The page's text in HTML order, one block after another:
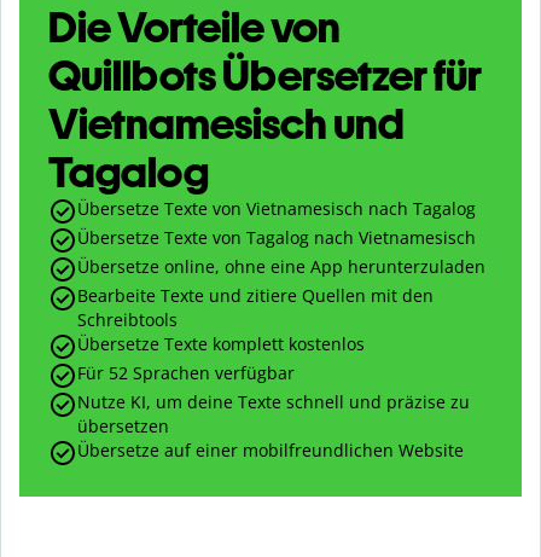
Die Vorteile von
Quillbots Übersetzer für
Vietnamesisch und
Tagalog
Übersetze Texte von Vietnamesisch nach Tagalog
Übersetze Texte von Tagalog nach Vietnamesisch
Übersetze online, ohne eine App herunterzuladen
Bearbeite Texte und zitiere Quellen mit den
Schreibtools
Übersetze Texte komplett kostenlos
Für 52 Sprachen verfügbar
Nutze KI, um deine Texte schnell und präzise zu
übersetzen
Übersetze auf einer mobilfreundlichen Website